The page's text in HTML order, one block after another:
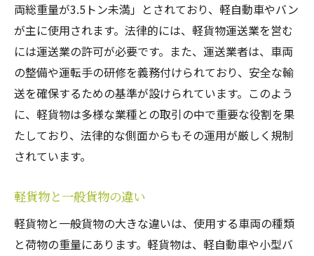
軽貨物の柔軟性がもたらす市場拡大
軽貨物業界の未来予測
ECサイトと軽貨物の関係成長を支える重要な役
割
オンラインショッピングの台頭と軽貨物
軽貨物によるECサイトの物流最適化
配送スピードの重要性と軽貨物
物
軽貨物とECサイトの提携事例
未来のECサイトと軽貨物の関係
両総重量が3.5トン未満」とされており、軽自動車やバン
が主に使用されます。法律的には、軽貨物運送業を営む
には運送業の許可が必要です。また、運送業者は、車両
の整備や運転手の研修を義務付けられており、安全な輸
送を確保するための基準が設けられています。このよう
に、軽貨物は多様な業種との取引の中で重要な役割を果
たしており、法律的な側面からもその運用が厳しく規制
されています。
軽貨物と一般貨物の違い
軽貨物と一般貨物の大きな違いは、使用する車両の種類
と荷物の重量にあります。軽貨物は、軽自動車や小型バ